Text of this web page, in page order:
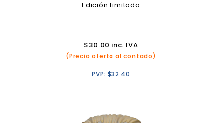
Edición Limitada
$30.00 inc. IVA
(Precio oferta al contado)
PVP:$32.40